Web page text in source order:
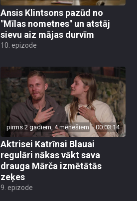
Ansis Klintsons pazūd no
"Mīlas nometnes" un atstāj
sievu aiz mājas durvīm
10. epizode
pirms 2 gadiem, 4 mēnešiem 00:03:14
Aktrisei Katrīnai Blauai
regulāri nākas vākt sava
drauga Mārča izmētātās
zeķes
9. epizode